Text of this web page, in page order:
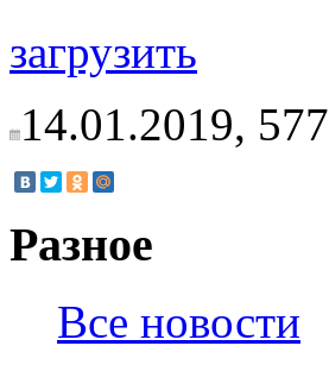
загрузить
14.01.2019, 577
Разное
Все новости